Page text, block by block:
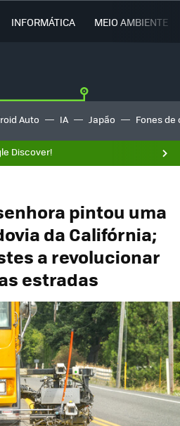
INFORMÁTICA MEIO AMBIENTE
Auto IA Japão Fones de
Discover!
pintou uma
da Califórnia;
a revolucionar
estradas